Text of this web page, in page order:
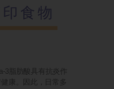
食物
3脂肪酸具有抗炎作
康。因此，日常多